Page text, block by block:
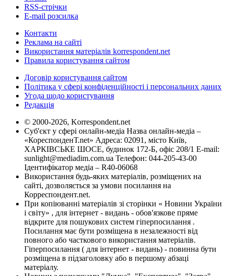
RSS-стрічки
E-mail розсилка
Контакти
Реклама на сайті
Використання матеріалів korrespondent.net
Правила користування сайтом
Договір користування сайтом
Політика у сфері конфіденційності і персональних даних
Угода щодо користування
Редакція
© 2000-2026, Korrespondent.net
Суб'єкт у сфері онлайн-медіа Назва онлайн-медіа –
«КореспонденТ.net» Адреса: 02091, місто Київ,
ХАРКІВСЬКЕ ШОСЕ, будинок 172-Б, офіс 208/1 E-mail:
sunlight@mediadim.com.ua Телефон: 044-205-43-00
Ідентифікатор медіа – R40-06068
Використання будь-яких матеріалів, розміщених на
сайті, дозволяється за умови посилання на
Корреспондент.net.
При копіюванні матеріалів зі сторінки « Новини України
і світу» , для інтернет - видань - обов'язкове пряме
відкрите для пошукових систем гіперпосилання .
Посилання має бути розміщена в незалежності від
повного або часткового використання матеріалів.
Гіперпосилання ( для інтернет - видань) - повинна бути
розміщена в підзаголовку або в першому абзаці
матеріалу.